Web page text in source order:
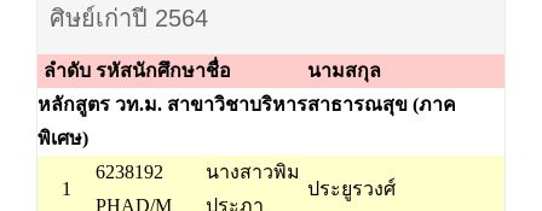
ศิษย์เก่าปี 2564
ลำดับ รหัสนักศึกษาชื่อ
นามสกุล
หลักสูตร วท.ม. สาขาวิชาบริหารสาธารณสุข (ภาค
พิเศษ)
1
6238192
PHAD/M
นางสาวพิม
ประภา
ประยูรวงศ์